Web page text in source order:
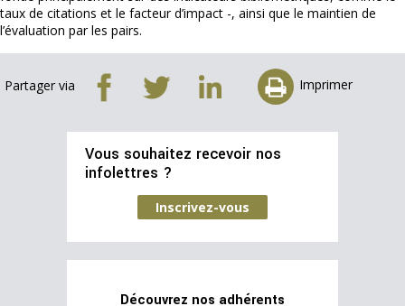
taux de citations et le facteur d’impact -, ainsi que le maintien de
l’évaluation par les pairs.
Partager via Imprimer
Vous souhaitez recevoir nos
infolettres ?
Inscrivez-vous
Découvrez nos adhérents